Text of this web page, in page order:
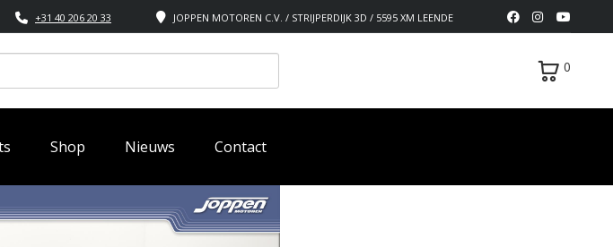
JOPPEN MOTOREN C.V. / STRIJPERDIJK 3D / 5595 XM LEENDE
+31 40 206 20 33
0
Shop Nieuws Contact